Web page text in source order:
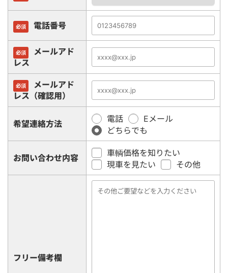
必須 電話番号
必須
メールアド
レス
必須
メールアド
レス（確認用）
希望連絡方法
電話
Eメール
どちらでも
お問い合わせ内容
車輌価格を知りたい
現車を見たい
その他
フリー備考欄